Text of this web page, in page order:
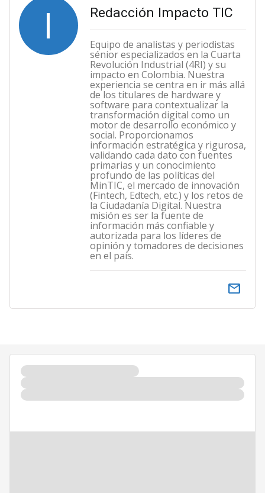
I Redacción Impacto TIC
Equipo de analistas y periodistas
sénior especializados en la Cuarta
Revolución Industrial (4RI) y su
impacto en Colombia. Nuestra
experiencia se centra en ir más allá
de los titulares de hardware y
software para contextualizar la
transformación digital como un
motor de desarrollo económico y
social. Proporcionamos
información estratégica y rigurosa,
validando cada dato con fuentes
primarias y un conocimiento
profundo de las políticas del
MinTIC, el mercado de innovación
(Fintech, Edtech, etc.) y los retos de
la Ciudadanía Digital. Nuestra
misión es ser la fuente de
información más confiable y
autorizada para los líderes de
opinión y tomadores de decisiones
en el país.
email